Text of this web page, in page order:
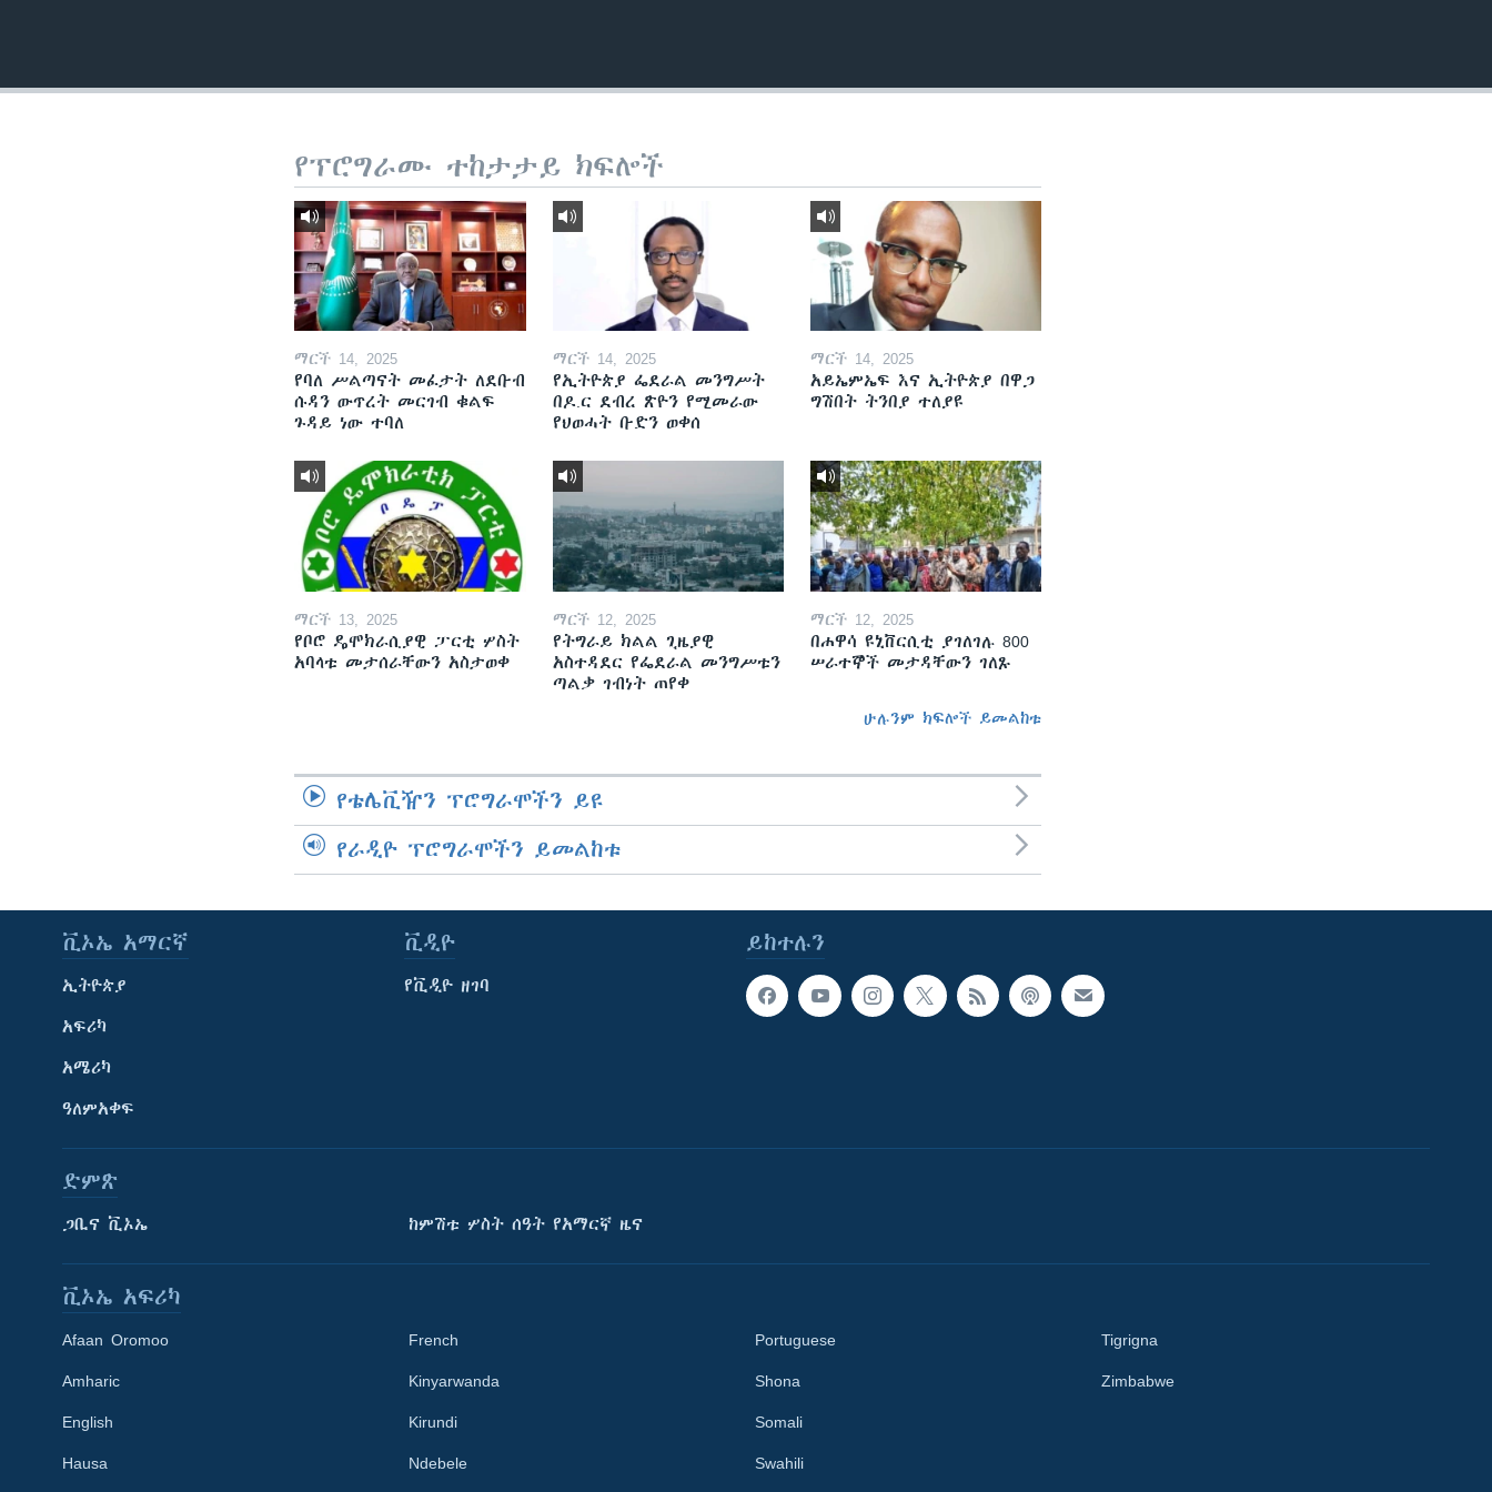
Learning English
የፕሮግራሙ ተከታታይ ክፍሎች
ማርች 14, 2025
የባለ ሥልጣናት መፈታት ለደቡብ
ሱዳን ውጥረት መርገብ ቁልፍ
ጉዳይ ነው ተባለ
ማርች 14, 2025
የኢትዮጵያ ፌደራል መንግሥት
በዶ.ር ደብረ ጽዮን የሚመራው
የህወሓት ቡድን ወቀሰ
ማርች 14, 2025
አይኤምኤፍ እና ኢትዮጵያ በዋጋ
ግሽበት ትንበያ ተለያዩ
ማርች 13, 2025
የቦሮ ዴሞክራሲያዊ ፓርቲ ሦስት
አባላቱ መታሰራቸውን አስታወቀ
ማርች 12, 2025
የትግራይ ክልል ጊዜያዊ
አስተዳደር የፌደራል መንግሥቱን
ጣልቃ ገብነት ጠየቀ
ማርች 12, 2025
በሐዋሳ ዩኒቨርሲቲ ያገለገሉ 800
ሠራተኞች መታዳቸውን ገለጹ
ሁሉንም ክፍሎች ይመልከቱ
የቴሌቪዥን ፕሮግራሞችን ይዩ
የራዲዮ ፕሮግራሞችን ይመልከቱ
ይከተሉን
ቪኦኤ አማርኛ
ኢትዮጵያ
አፍሪካ
አሜሪካ
ዓለምአቀፍ
ቪዲዮ
የቪዲዮ ዘገባ
ድምጽ
ጋቢና ቪኦኤ ከምሽቱ ሦስት ሰዓት የአማርኛ ዜና
ቪኦኤ አፍሪካ
Afaan Oromoo
Amharic
English
Hausa
French
Kinyarwanda
Kirundi
Ndebele
Portuguese
Shona
Somali
Swahili
Tigrigna
Zimbabwe